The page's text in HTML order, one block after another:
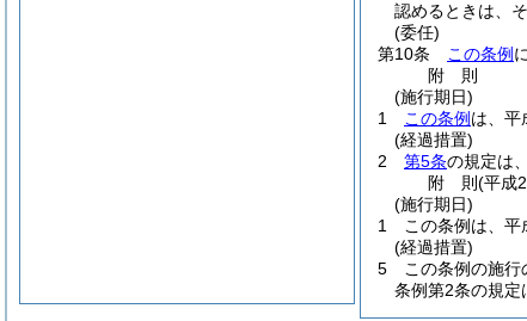
認めるときは、
(委任)
第10条
この条例
附 則
(施行期日)
1
この条例 は、平
(経過措置)
2
第5条の規定は、
附 則(平成
(施行期日)
1
この条例は、平
(経過措置)
5
この条例の施
条例第2条の規定